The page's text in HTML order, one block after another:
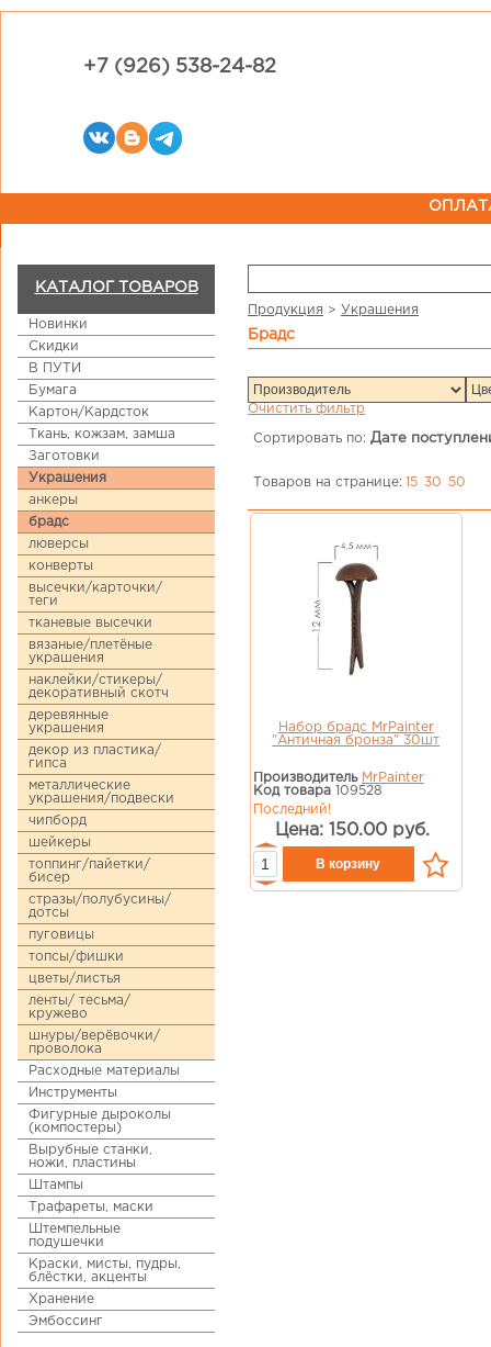
+7 (926) 538-24-82
КАТАЛОГ ТОВАРОВ
Новинки
Скидки
В ПУТИ
Бумага
Картон/Кардсток
Ткань, кожзам, замша
Заготовки
Украшения
анкеры
брадс
люверсы
конверты
высечки/карточки/
теги
тканевые высечки
вязаные/плетёные
украшения
наклейки/стикеры/
декоративный скотч
деревянные
украшения
декор из пластика/
гипса
металлические
украшения/подвески
чипборд
шейкеры
топпинг/пайетки/
бисер
стразы/полубусины/
дотсы
пуговицы
топсы/фишки
цветы/листья
ленты/ тесьма/
кружево
шнуры/верёвочки/
проволока
Расходные материалы
Инструменты
Фигурные дыроколы
(компостеры)
Вырубные станки,
ножи, пластины
Штампы
Трафареты, маски
Штемпельные
подушечки
Краски, мисты, пудры,
блёстки, акценты
Хранение
Эмбоссинг
Продукция > Украшения
брадс
Очистить фильтр
Сортировать по: Дате
Товаров на странице: 15 30 50
Набор брадс MrPainter
"Античная бронза" 30шт
Производитель MrPainter
Код товара 109528
Последний!
Цена: 150.00 руб.